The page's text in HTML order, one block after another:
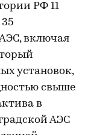
РФ 11
включая
установок,
свыше
в
АЭС